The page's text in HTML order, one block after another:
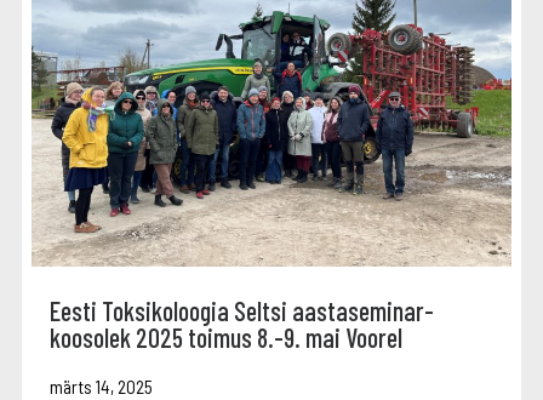
Eesti Toksikoloogia Seltsi aastaseminar-
koosolek 2025 toimus 8.-9. mai Voorel
märts 14, 2025